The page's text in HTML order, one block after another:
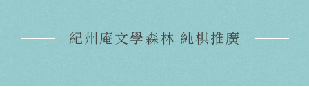
紀州庵文學森林 純棋推廣